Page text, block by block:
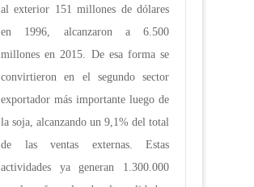
al exterior 151 millones de dólares
en 1996, alcanzaron a 6.500
millones en 2015. De esa forma se
convirtieron en el segundo sector
exportador más importante luego de
la soja, alcanzando un 9,1% del total
de las ventas externas. Estas
actividades ya generan 1.300.000